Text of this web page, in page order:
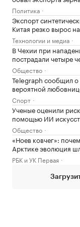
Политика
Экспорт
Китая резко вырос
Технологии и медиа
В Чехии при
пострадали четыре
Общество
Telegraph сообщил
вероятной
Спорт
Ученые оценили
помощью ИИ
Общество
«Ноев ковчег»:
Арктике эволюция
РБК и УК Первая